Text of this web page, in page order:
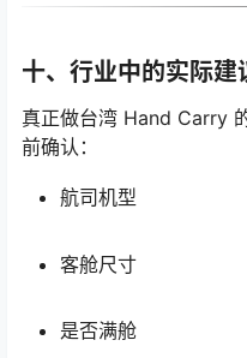
十、行业中的实际建
真正做台湾 Hand Carry
前确认：
航司机型
客舱尺寸
是否满舱